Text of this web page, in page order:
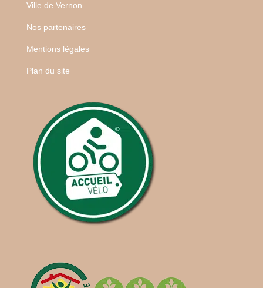
Ville de Vernon
Nos partenaires
Mentions légales
Plan du site